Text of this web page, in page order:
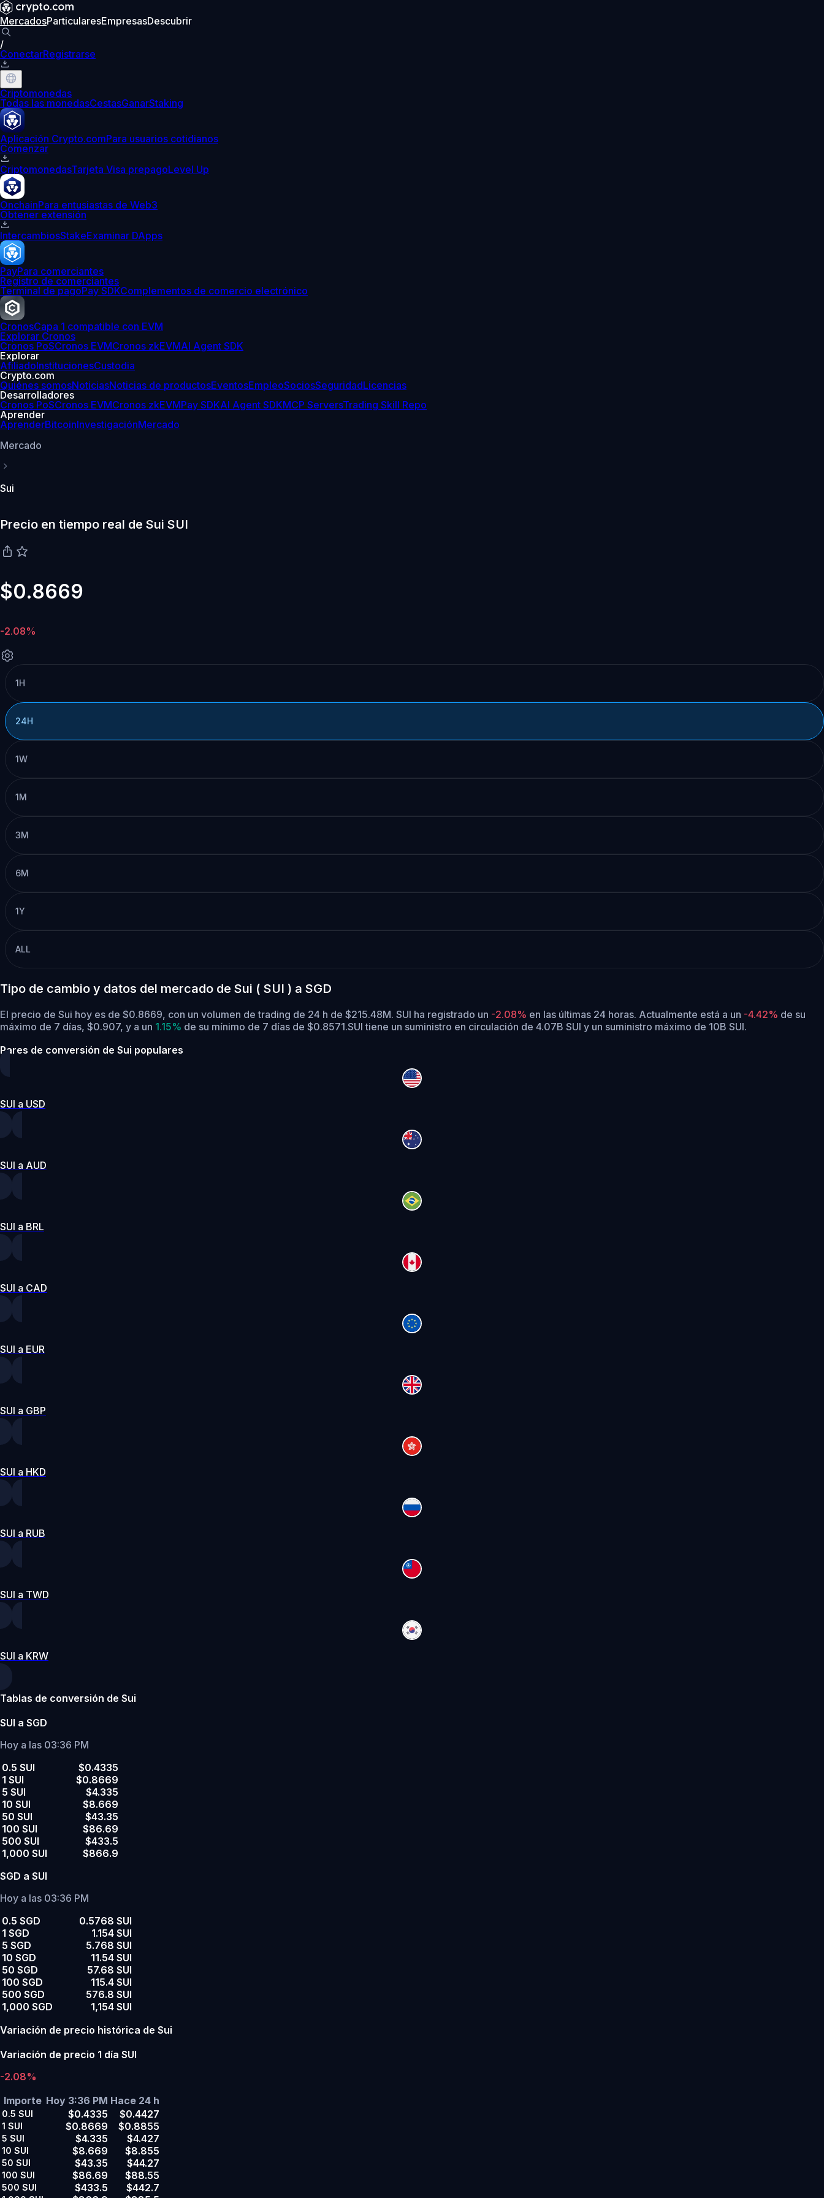
MercadosParticularesEmpresasDescubrir
/
ConectarRegistrarse
Criptomonedas
Todas las monedasCestasGanarStaking
Aplicación Crypto.comPara usuarios cotidianos
Comenzar
CriptomonedasTarjeta Visa prepagoLevel Up
OnchainPara entusiastas de Web3
Obtener extensión
IntercambiosStakeExaminar DApps
PayPara comerciantes
Registro de comerciantes
Terminal de pagoPay SDKComplementos de comercio electrónico
CronosCapa 1 compatible con EVM
Explorar Cronos
Cronos PoSCronos EVMCronos zkEVMAI Agent SDK
Explorar
AfiliadoInstitucionesCustodia
Crypto.com
Quiénes somosNoticiasNoticias de productosEventosEmpleoSociosSeguridadLicencias
Desarrolladores
Cronos PoSCronos EVMCronos zkEVMPay SDKAI Agent SDKMCP ServersTrading Skill Repo
Aprender
AprenderBitcoinInvestigaciónMercado
Mercado
Sui
Precio en tiempo real de Sui SUI
$0.8669
-2.08%
1H
24H
1W
1M
3M
6M
1Y
ALL
Tipo de cambio y datos del mercado de Sui ( SUI ) a SGD
El precio de Sui hoy es de $0.8669, con un volumen de trading de 24 h de $215.48M. SUI ha registrado un -2.08% en las últimas 24 horas. Actualmente está a un -4.42% de su
máximo de 7 días, $0.907, y a un 1.15% de su mínimo de 7 días de $0.8571.SUI tiene un suministro en circulación de 4.07B SUI y un suministro máximo de 10B SUI.
Pares de conversión de Sui populares
SUI a USD
SUI a AUD
SUI a BRL
SUI a CAD
SUI a EUR
SUI a GBP
SUI a HKD
SUI a RUB
SUI a TWD
SUI a KRW
Tablas de conversión de Sui
SUI a SGD
Hoy a las 03:36 PM
0.5 SUI
$0.4335
1 SUI
$0.8669
5 SUI
$4.335
10 SUI
$8.669
50 SUI
$43.35
100 SUI
$86.69
500 SUI
$433.5
1,000 SUI
$866.9
SGD a SUI
Hoy a las 03:36 PM
0.5 SGD
0.5768 SUI
1 SGD
1.154 SUI
5 SGD
5.768 SUI
10 SGD
11.54 SUI
50 SGD
57.68 SUI
100 SGD
115.4 SUI
500 SGD
576.8 SUI
1,000 SGD
1,154 SUI
Variación de precio histórica de Sui
Variación de precio 1 día SUI
-2.08%
Importe Hoy 3:36 PM Hace 24 h
0.5 SUI $0.4335 $0.4427
1 SUI $0.8669 $0.8855
5 SUI $4.335 $4.427
10 SUI $8.669 $8.855
50 SUI $43.35 $44.27
100 SUI $86.69 $88.55
500 SUI $433.5 $442.7